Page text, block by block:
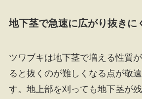
地下茎で急速に広がり抜きに
ツワブキは地下茎で増える性質
ると抜くのが難しくなる点が敬
す。地上部を刈っても地下茎が